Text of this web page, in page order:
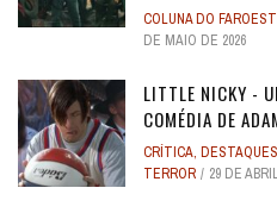
COLUNA DO
DE MAIO DE 2026
LITTLE NICKY -
COMÉDIA DE
CRÍTICA, DESTAQUES
TERROR
29 DE